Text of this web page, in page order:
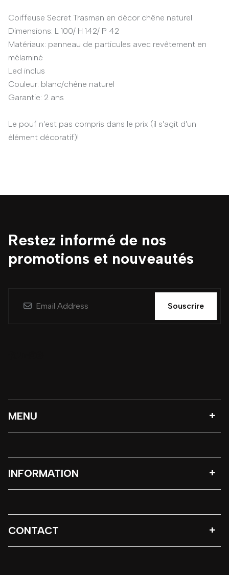
Coiffeuse Secret Trasman en décor chêne naturel
Dimensions: L 100/ H 142/ P 42
Matériaux: panneau de particules avec revêtement en
mélaminé
Led inclus
Couleur: blanc/chêne naturel
Garantie: 2 ans
Le pouf n'est pas compris dans le prix (il s'agit d'un
élément décoratif)!
Restez informé de nos
promotions et nouveautés
Souscrire
MENU
INFORMATION
CONTACT